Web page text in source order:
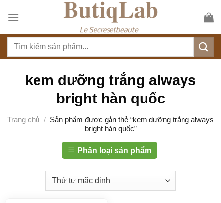
:
kem dưỡng trắng always
bright hàn quốc
Trang chủ / Sản phẩm được gắn thẻ “kem dưỡng trắng always
bright hàn quốc”
Phân loại sản phẩm